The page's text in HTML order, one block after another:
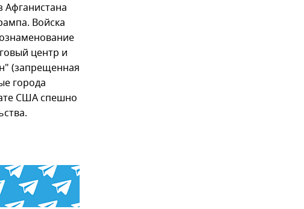
Афганистана
Войска
центр и
(запрещенная
города
США спешно